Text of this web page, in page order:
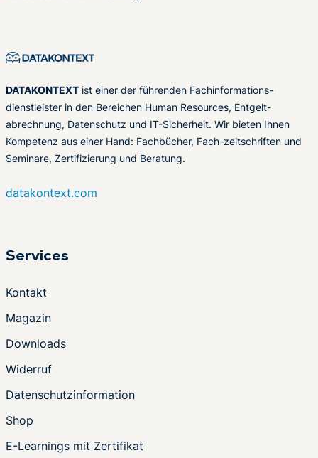
DATAKONTEXT ist einer der führenden Fachinformations-
dienstleister in den Bereichen Human Resources, Entgelt-
abrechnung, Datenschutz und IT-Sicherheit. Wir bieten Ihnen
Kompetenz aus einer Hand: Fachbücher, Fach-zeitschriften und
Seminare, Zertifizierung und Beratung.
datakontext.com
Services
Kontakt
Magazin
Downloads
Widerruf
Datenschutzinformation
Shop
E-Learnings mit Zertifikat